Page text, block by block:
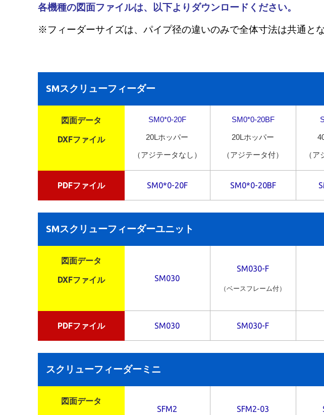
各機種の図面ファイルは、以下よりダウンロードください。
※フィーダーサイズは、パイプ径の違いのみで全体寸法は共通とな
SMスクリューフィーダー
図面データ
DXFファイル
SM0*0-20F
20Lホッパー
（アジテータなし）
SM0*0-20BF
20Lホッパー
（アジテータ付） （ア
PDFファイル SM0*0-20F SM0*0-20BF
SMスクリューフィーダーユニット
図面データ
DXFファイル SM030
SM030-F
（ベースフレーム付）
PDFファイル SM030 SM030-F
スクリューフィーダーミニ
図面データ
SFM2 SFM2-03